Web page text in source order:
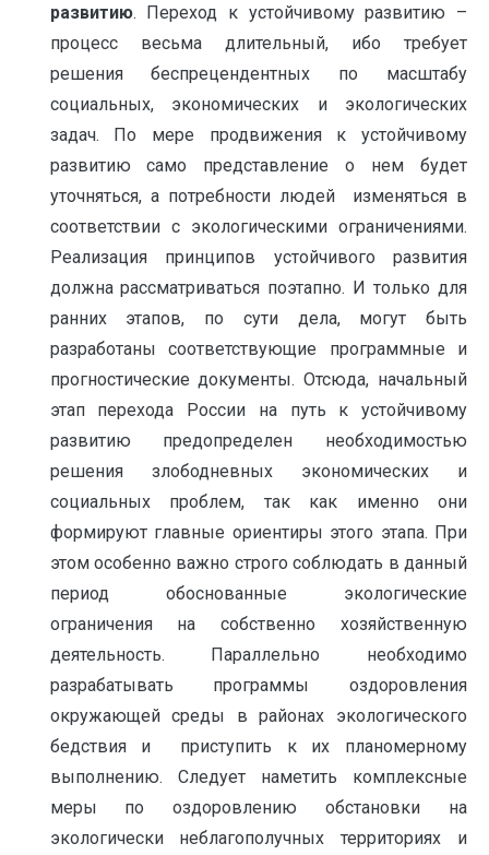
развитию. Переход к устойчивому развитию –
процесс весьма длительный, ибо требует
решения беспрецендентных по масштабу
социальных, экономических и экологических
задач. По мере продвижения к устойчивому
развитию само представление о нем будет
уточняться, а потребности людей изменяться в
соответствии с экологическими ограничениями.
Реализация принципов устойчивого развития
должна рассматриваться поэтапно. И только для
ранних этапов, по сути дела, могут быть
разработаны соответствующие программные и
прогностические документы. Отсюда, начальный
этап перехода России на путь к устойчивому
развитию предопределен необходимостью
решения злободневных экономических и
социальных проблем, так как именно они
формируют главные ориентиры этого этапа. При
этом особенно важно строго соблюдать в данный
период обоснованные экологические
ограничения на собственно хозяйственную
деятельность. Параллельно необходимо
разрабатывать программы оздоровления
окружающей среды в районах экологического
бедствия и приступить к их планомерному
выполнению. Следует наметить комплексные
меры по оздоровлению обстановки на
экологически неблагополучных территориях и